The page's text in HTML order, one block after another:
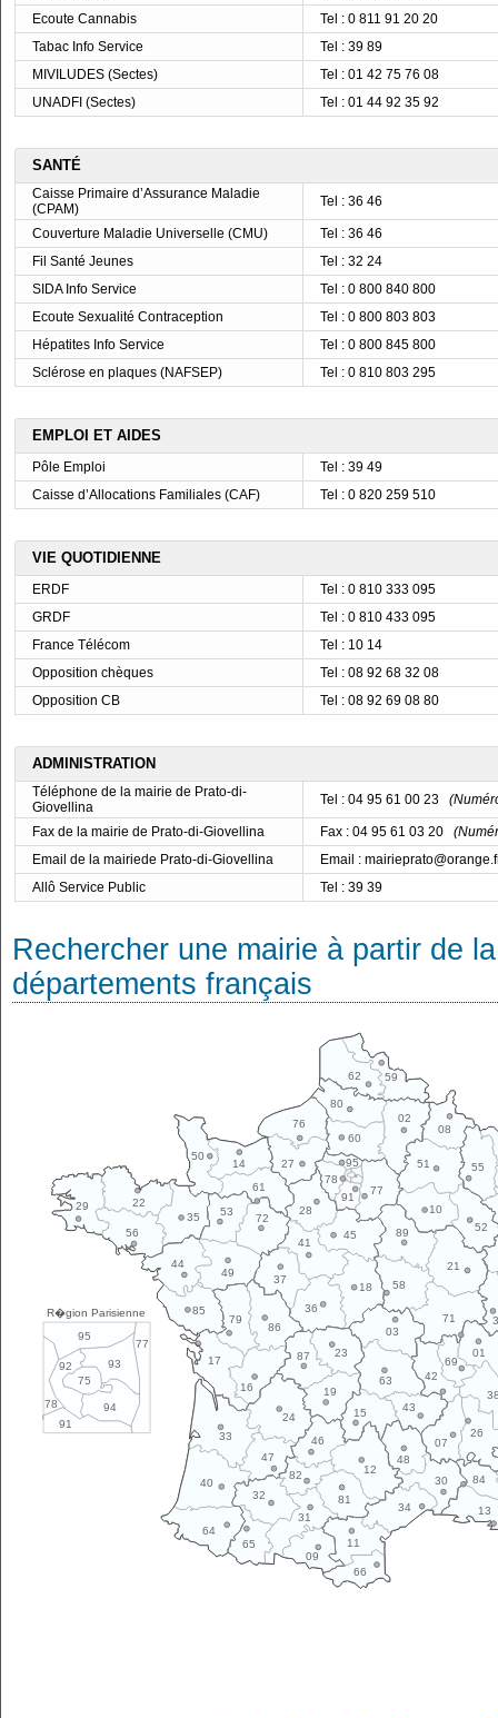
Ecoute Cannabis
Tel : 0 811 91 20 20
Tabac Info Service
Tel : 39 89
MIVILUDES (Sectes)
Tel : 01 42 75 76 08
UNADFI (Sectes)
Tel : 01 44 92 35 92
SANTÉ
Caisse Primaire d’Assurance Maladie
(CPAM)
Tel : 36 46
Couverture Maladie Universelle (CMU)
Tel : 36 46
Fil Santé Jeunes
Tel : 32 24
SIDA Info Service
Tel : 0 800 840 800
Ecoute Sexualité Contraception
Tel : 0 800 803 803
Hépatites Info Service
Tel : 0 800 845 800
Sclérose en plaques (NAFSEP)
Tel : 0 810 803 295
EMPLOI ET AIDES
Pôle Emploi
Tel : 39 49
Caisse d’Allocations Familiales (CAF)
Tel : 0 820 259 510
VIE QUOTIDIENNE
ERDF
Tel : 0 810 333 095
GRDF
Tel : 0 810 433 095
France Télécom
Tel : 10 14
Opposition chèques
Tel : 08 92 68 32 08
Opposition CB
Tel : 08 92 69 08 80
ADMINISTRATION
Téléphone de la mairie de Prato-di-
Giovellina
Tel : 04 95 61 00 23
Fax de la mairie de Prato-di-Giovellina Fax : 04 95 61 03 20
Email de la mairiede Prato-di-Giovellina
Email :
Allô Service Public
Tel : 39 39
Rechercher une mairie à partir de
départements français
R�gion Parisienne
77
78
91
95
93
75
94
92
10
11
12
13
14
15
16
17
18
19
21
22
23
24
26
27
28
29
30
31
32
33
34
35
36
37
40
41
42
43
44
45
46
47
48
49
50
51
52
53
55
56
58
59
60
61
62
63
64
65
66
69
01
02
03
07
08
09
71
72
76
77
78
79
80
81
82 84
85
86
87
89
91
95